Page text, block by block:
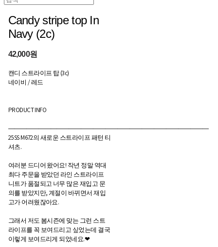
Candy stripe top In
Navy (2c)
42,000원
캔디 스트라이프 탑 (3c)
네이비 / 레드
PRODUCT INFO
―――――――――――――――――――――――――――――――――
25SS M672의 새로운 스트라이프 패턴 티
셔츠.
여러분 드디어 왔어요! 작년 정말 역대
최다 주문을 받았던 라인 스트라이프
니트가 품절되고 너무 많은 재입고 문
의를 받았지만, 계절이 바뀌면서 재입
고가 어려웠잖아요.
그래서 저도 봄시즌에 맞는 그런 스트
라이프를 꼭 보여드리고 싶었는데 결국
이렇게 보여드리게 되었네요.❤︎